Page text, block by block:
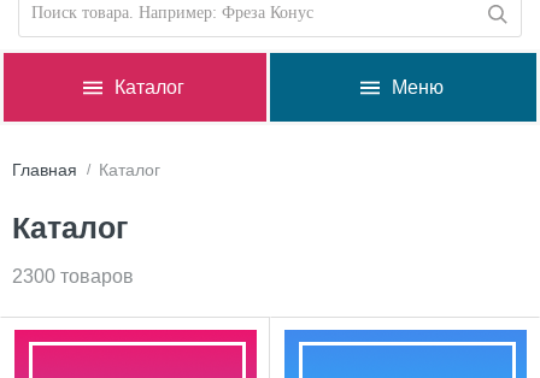
Каталог Меню
Главная Каталог
Каталог
2300 товаров